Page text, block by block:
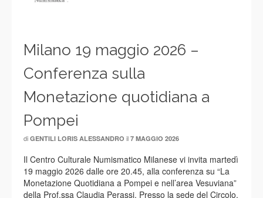
Milano 19 maggio 2026 –
Conferenza sulla
Monetazione quotidiana a
Pompei
di GENTILI LORIS ALESSANDRO il 7 MAGGIO 2026
Il Centro Culturale Numismatico Milanese vi invita martedì
19 maggio 2026 dalle ore 20.45, alla conferenza su “La
Monetazione Quotidiana a Pompei e nell’area Vesuviana”
della Prof.ssa Claudia Perassi. Presso la sede del Circolo,